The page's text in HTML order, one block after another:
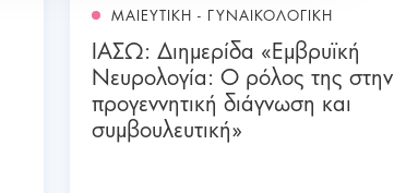
ΜΑΙΕΥΤΙΚΗ - ΓΥΝΑΙΚΟΛΟΓΙΚΗ
ΙΑΣΩ: Διημερίδα «Εμβρυϊκή
Νευρολογία: Ο ρόλος της στην
προγεννητική διάγνωση και
συμβουλευτική»